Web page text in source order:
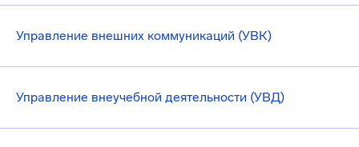
Управление внешних коммуникаций (УВК)
Управление внеучебной деятельности (УВД)